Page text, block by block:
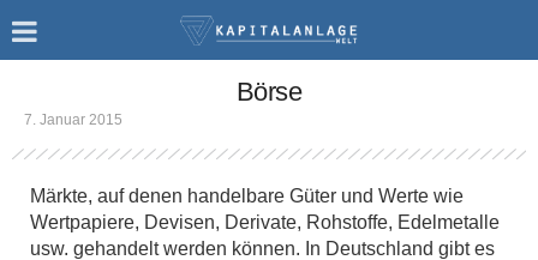
Börse
7. Januar 2015
Märkte, auf denen handelbare Güter und Werte wie
Wertpapiere, Devisen, Derivate, Rohstoffe, Edelmetalle
usw. gehandelt werden können. In Deutschland gibt es